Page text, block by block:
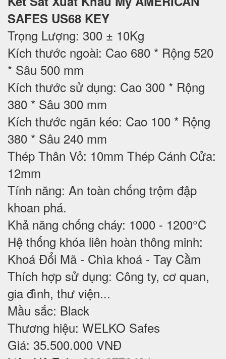
SAFES US68 KEY
Trọng Lượng: 300 ± 10Kg
Kích thước ngoài: Cao 680 * Rộng 520
* Sâu 500 mm
Kích thước sử dụng: Cao 300 * Rộng
380 * Sâu 300 mm
Kích thước ngăn kéo: Cao 100 * Rộng
380 * Sâu 240 mm
Thép Thân Vỏ: 10mm Thép Cánh Cửa:
12mm
Tính năng: An toàn chống trộm đập
khoan phá.
Khả năng chống cháy: 1000 - 1200°C
Hệ thống khóa liên hoàn thông minh:
Khoá Đổi Mã - Chìa khoá - Tay Cầm
Thích hợp sử dụng: Công ty, cơ quan,
gia đình, thư viện...
Mầu sắc: Black
Thương hiệu: WELKO Safes
Giá: 35.500.000 VNĐ